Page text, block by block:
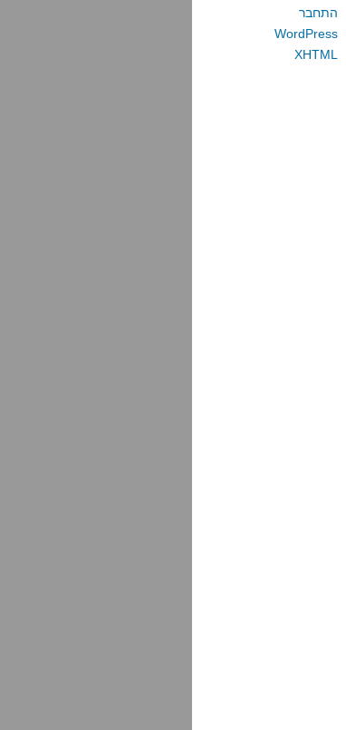
התחבר
WordPress
XHTML